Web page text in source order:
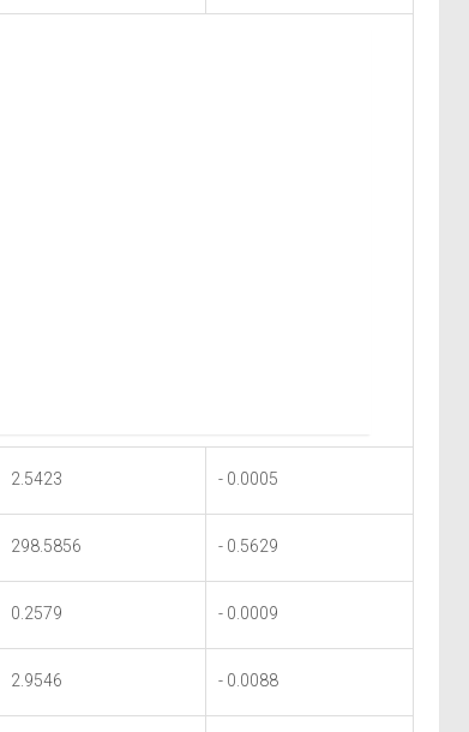
2.5423 - 0.0005
298.5856 - 0.5629
0.2579 - 0.0009
2.9546 - 0.0088